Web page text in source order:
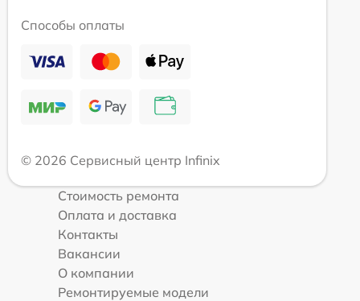
Способы оплаты
© 2026 Сервисный центр Infinix
Стоимость ремонта
Оплата и доставка
Контакты
Вакансии
О компании
Ремонтируемые модели